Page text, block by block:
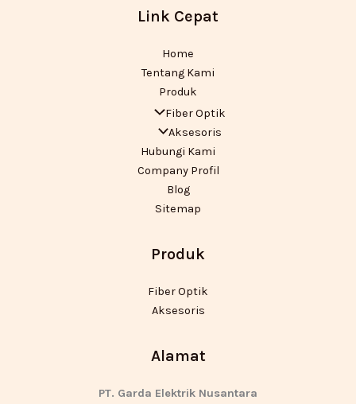
Link Cepat
Home
Tentang Kami
Produk
Fiber Optik
Aksesoris
Hubungi Kami
Company Profil
Blog
Sitemap
Produk
Fiber Optik
Aksesoris
Alamat
PT. Garda Elektrik Nusantara